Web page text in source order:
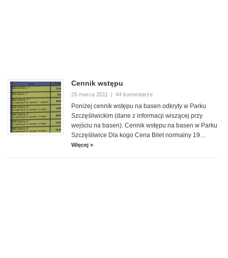
Cennik wstępu
26 marca 2011 | 44 komentarze
Poniżej cennik wstępu na basen odkryty w Parku
Szczęśliwickim (dane z informacji wiszącej przy
wejściu na basen). Cennik wstępu na basen w Parku
Szczęśliwice Dla kogo Cena Bilet normalny 19…
Więcej »